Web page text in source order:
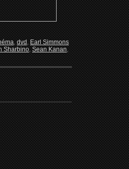
,dvd,Earl Simmons
Sharbino,Sean Kanan,